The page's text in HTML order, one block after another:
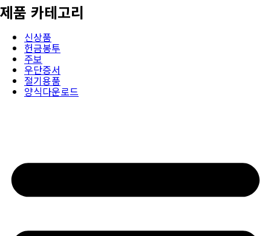
제품 카테고리
신상품
헌금봉투
주보
우단증서
절기용품
양식다운로드